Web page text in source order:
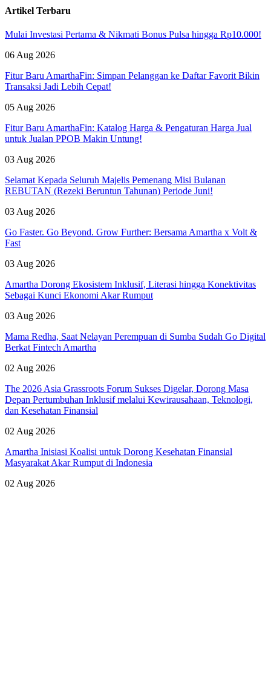
Artikel Terbaru
Mulai Investasi Pertama & Nikmati Bonus Pulsa hingga Rp10.000!
06 Aug 2026
Fitur Baru AmarthaFin: Simpan Pelanggan ke Daftar Favorit Bikin
Transaksi Jadi Lebih Cepat!
05 Aug 2026
Fitur Baru AmarthaFin: Katalog Harga & Pengaturan Harga Jual
untuk Jualan PPOB Makin Untung!
03 Aug 2026
Selamat Kepada Seluruh Majelis Pemenang Misi Bulanan
REBUTAN (Rezeki Beruntun Tahunan) Periode Juni!
03 Aug 2026
Go Faster. Go Beyond. Grow Further: Bersama Amartha x Volt &
Fast
03 Aug 2026
Amartha Dorong Ekosistem Inklusif, Literasi hingga Konektivitas
Sebagai Kunci Ekonomi Akar Rumput
03 Aug 2026
Mama Redha, Saat Nelayan Perempuan di Sumba Sudah Go Digital
Berkat Fintech Amartha
02 Aug 2026
The 2026 Asia Grassroots Forum Sukses Digelar, Dorong Masa
Depan Pertumbuhan Inklusif melalui Kewirausahaan, Teknologi,
dan Kesehatan Finansial
02 Aug 2026
Amartha Inisiasi Koalisi untuk Dorong Kesehatan Finansial
Masyarakat Akar Rumput di Indonesia
02 Aug 2026